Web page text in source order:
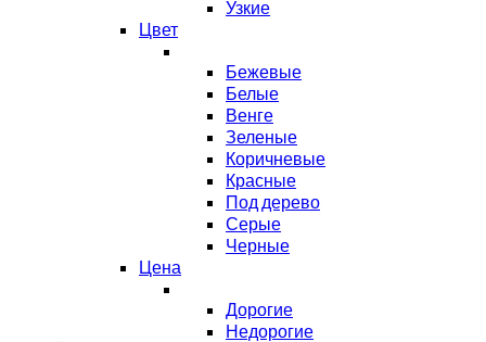
Узкие
Цвет
Бежевые
Белые
Венге
Зеленые
Коричневые
Красные
Под дерево
Серые
Черные
Цена
Дорогие
Недорогие